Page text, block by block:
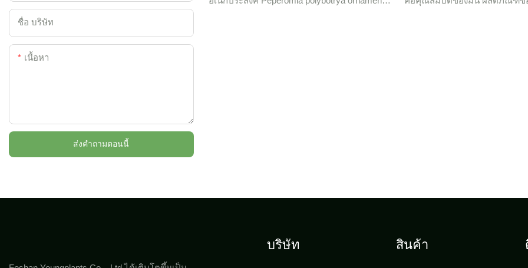
ชื่อ บริษัท
เนื้อหา
ส่งคำถามตอนนี้
บริษัท สินค้า